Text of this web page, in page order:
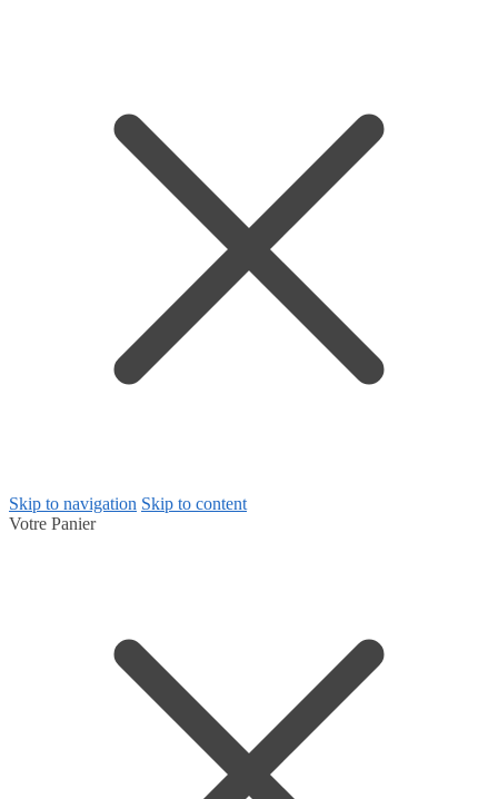
Skip to navigation Skip to content
Votre Panier